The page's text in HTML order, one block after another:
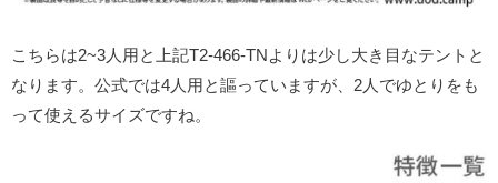
こちらは2~3人用と上記T2-466-TNよりは少し大き目なテントと
なります。公式では4人用と謳っていますが、2人でゆとりをも
って使えるサイズですね。